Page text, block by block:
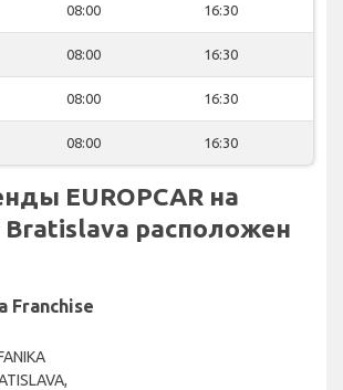
08:00 16:30
08:00 16:30
08:00 16:30
08:00 16:30
EUROPCAR на
Bratislava расположен
Franchise